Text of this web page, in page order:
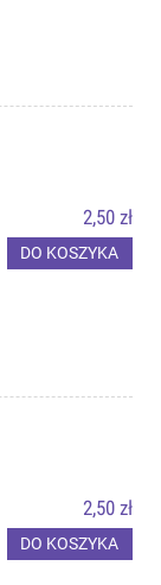
2,50 zł
DO KOSZYKA
2,50 zł
DO KOSZYKA